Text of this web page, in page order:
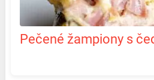
Pečené žampiony s